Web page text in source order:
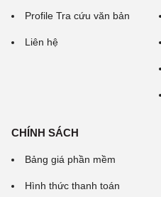
Profile Tra cứu văn bản
Liên hệ
CHÍNH SÁCH
Bảng giá phần mềm
Hình thức thanh toán